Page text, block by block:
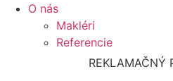
O nás
Makléri
Referencie
REKLAMAČNÝ